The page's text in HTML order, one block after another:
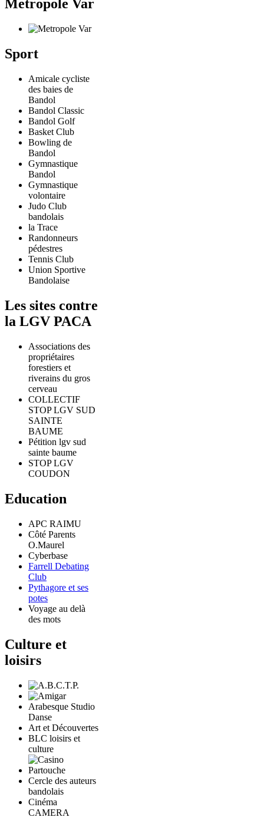
Metropole Var
Sport
Amicale cycliste
des baies de
Bandol
Bandol Classic
Bandol Golf
Basket Club
Bowling de
Bandol
Gymnastique
Bandol
Gymnastique
volontaire
Judo Club
bandolais
la Trace
Randonneurs
pédestres
Tennis Club
Union Sportive
Bandolaise
Les sites contre
la LGV PACA
Associations des
propriétaires
forestiers et
riverains du gros
cerveau
COLLECTIF
STOP LGV SUD
SAINTE
BAUME
Pétition lgv sud
sainte baume
STOP LGV
COUDON
Education
APC RAIMU
Côté Parents
O.Maurel
Cyberbase
Farrell Debating
Club
Pythagore et ses
potes
Voyage au delà
des mots
Culture et
loisirs
Arabesque Studio
Danse
Art et Découvertes
BLC loisirs et
culture
Cercle des auteurs
bandolais
Cinéma
CAMERA